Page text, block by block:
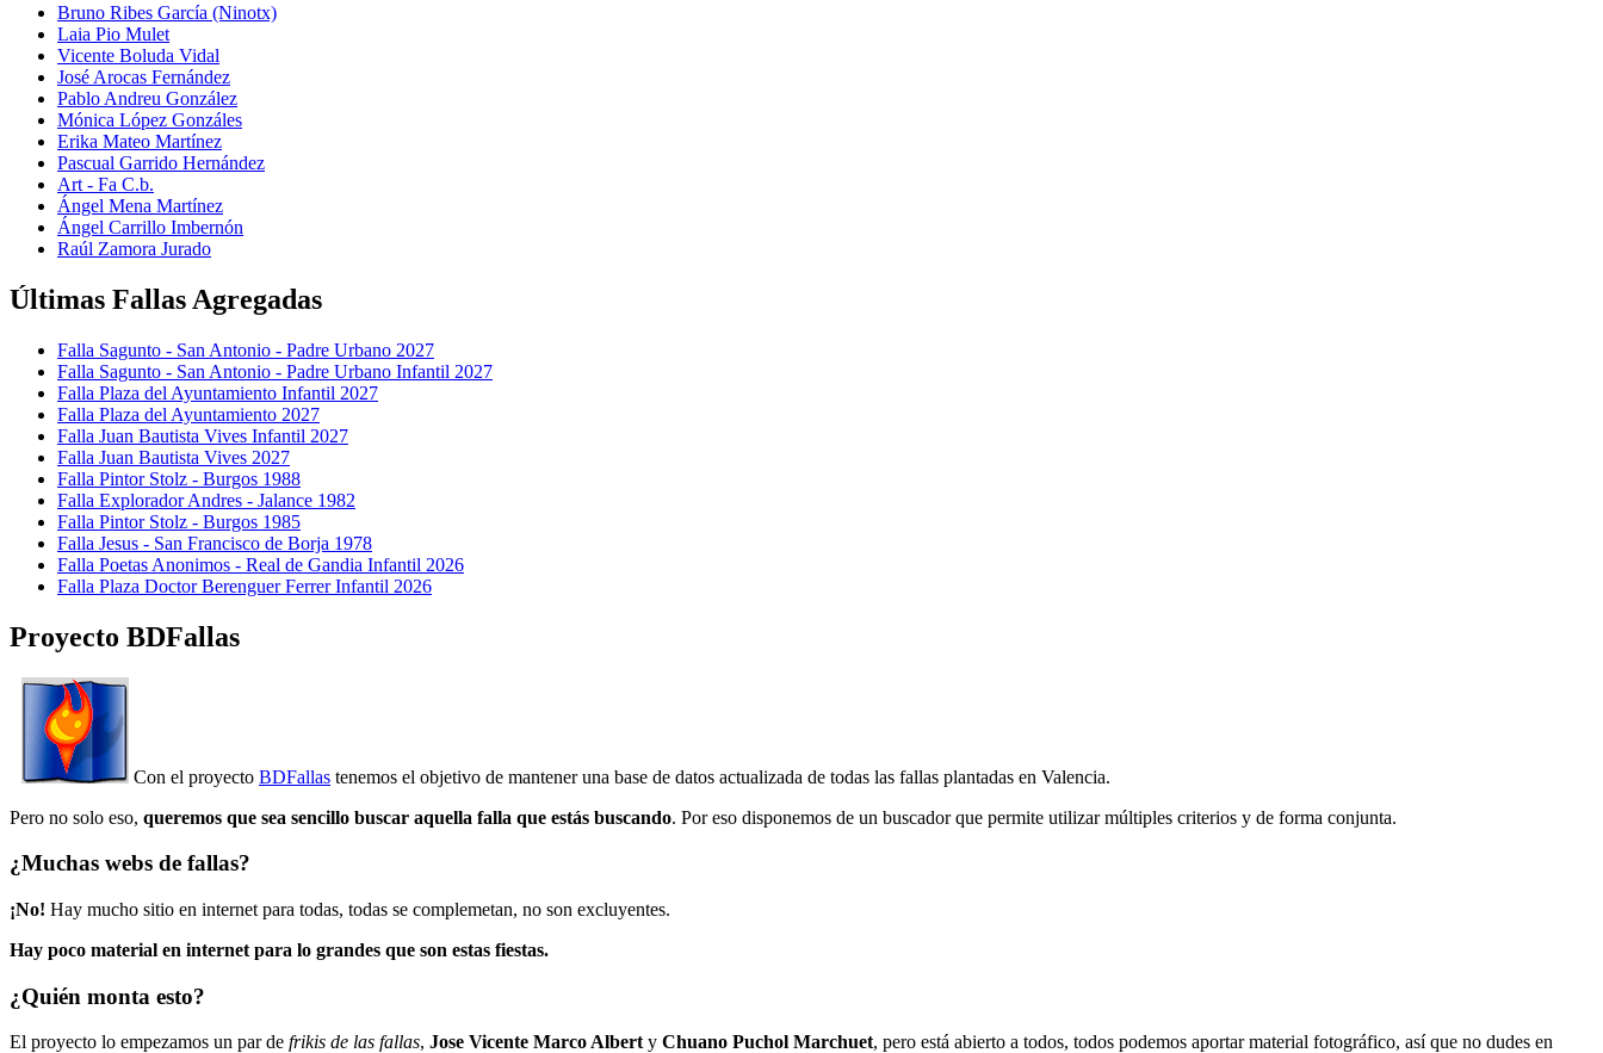
Bruno Ribes García (Ninotx)
Laia Pio Mulet
Vicente Boluda Vidal
José Arocas Fernández
Pablo Andreu González
Mónica López Gonzáles
Erika Mateo Martínez
Pascual Garrido Hernández
Art - Fa C.b.
Ángel Mena Martínez
Ángel Carrillo Imbernón
Raúl Zamora Jurado
Últimas Fallas Agregadas
Falla Sagunto - San Antonio - Padre Urbano 2027
Falla Sagunto - San Antonio - Padre Urbano Infantil 2027
Falla Plaza del Ayuntamiento Infantil 2027
Falla Plaza del Ayuntamiento 2027
Falla Juan Bautista Vives Infantil 2027
Falla Juan Bautista Vives 2027
Falla Pintor Stolz - Burgos 1988
Falla Explorador Andres - Jalance 1982
Falla Pintor Stolz - Burgos 1985
Falla Jesus - San Francisco de Borja 1978
Falla Poetas Anonimos - Real de Gandia Infantil 2026
Falla Plaza Doctor Berenguer Ferrer Infantil 2026
Proyecto BDFallas
Con el proyecto BDFallas tenemos el objetivo de mantener una base de datos actualizada de todas las fallas plantadas en Valencia.
Pero no solo eso, queremos que sea sencillo buscar aquella falla que estás buscando. Por eso disponemos de un buscador que permite utilizar múltiples criterios y de forma conjunta.
¿Muchas webs de fallas?
¡No! Hay mucho sitio en internet para todas, todas se complemetan, no son excluyentes.
Hay poco material en internet para lo grandes que son estas fiestas.
¿Quién monta esto?
El proyecto lo empezamos un par de frikis de las fallas, Jose Vicente Marco Albert y Chuano Puchol Marchuet, pero está abierto a todos, todos podemos aportar material fotográfico, así que no dudes en